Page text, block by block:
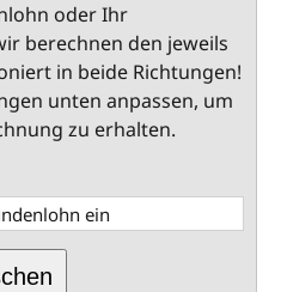
oder Ihr
berechnen den jeweils
in beide Richtungen!
unten anpassen, um
zu erhalten.